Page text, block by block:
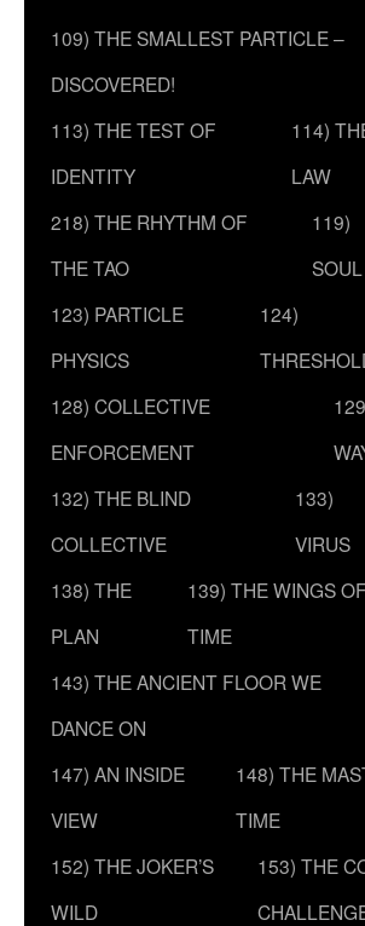
109) THE SMALLEST PARTICLE –
DISCOVERED!
113) THE TEST OF
IDENTITY
114)
LAW
218) THE RHYTHM OF
THE TAO
119)
SOUL
123) PARTICLE
PHYSICS
124)
128) COLLECTIVE
ENFORCEMENT
132) THE BLIND
COLLECTIVE
133)
VIRUS
138) THE
PLAN
139) THE WINGS OF
TIME
143) THE ANCIENT FLOOR WE
DANCE ON
147) AN INSIDE
VIEW
148) THE
TIME
152) THE JOKER’S
WILD
153) THE